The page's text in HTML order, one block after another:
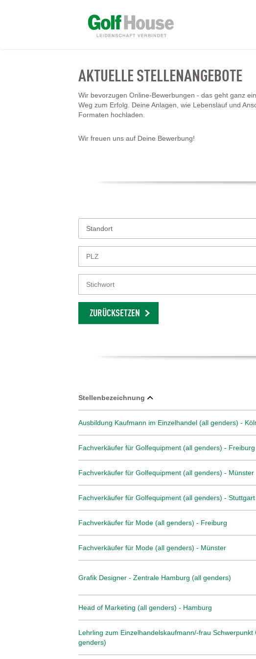
AKTUELLE STELLENANGEBOTE
Wir bevorzugen Online-Bewerbungen - das geht ganz
Weg zum Erfolg. Deine Anlagen, wie Lebenslauf und
Formaten hochladen.
Wir freuen uns auf Deine Bewerbung!
Standort
ZURÜCKSETZEN
Stellenbezeichnung
Ausbildung Kaufmann im Einzelhandel (all genders) -
Fachverkäufer für Golfequipment (all genders) - Freiburg
Fachverkäufer für Golfequipment (all genders) - Münster
Fachverkäufer für Golfequipment (all genders) - Stuttgart
Fachverkäufer für Mode (all genders) - Freiburg
Fachverkäufer für Mode (all genders) - Münster
Grafik Designer - Zentrale Hamburg (all genders)
Head of Marketing (all genders) - Hamburg
Lehrling zum Einzelhandelskaufmann/-frau
genders)